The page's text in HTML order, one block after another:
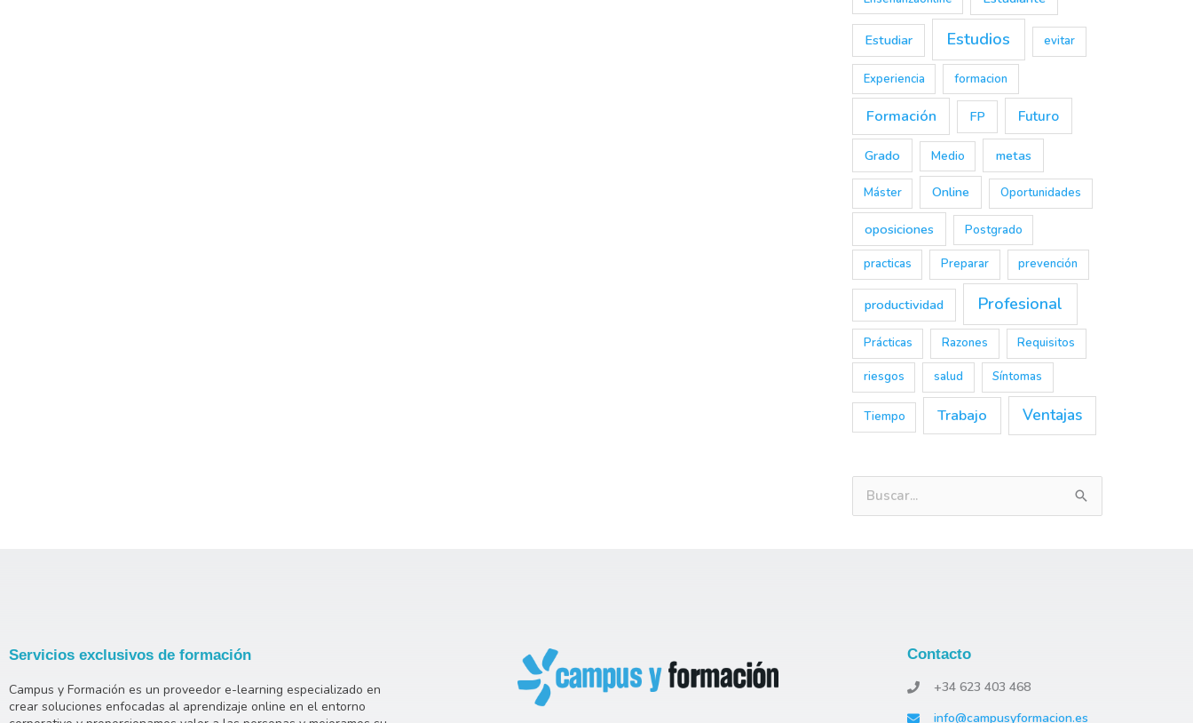
Estudiar Estudios evitar
Experiencia formacion
Formación FP Futuro
Grado Medio metas
Máster Online Oportunidades
oposiciones Postgrado
practicas Preparar prevención
productividad Profesional
Prácticas Razones Requisitos
riesgos salud Síntomas
Tiempo Trabajo Ventajas
Servicios exclusivos de formación
Campus y Formación es un proveedor e-learning especializado en
crear soluciones enfocadas al aprendizaje online en el entorno
Contacto
+34 623 403 468
info@campusyformacion.es